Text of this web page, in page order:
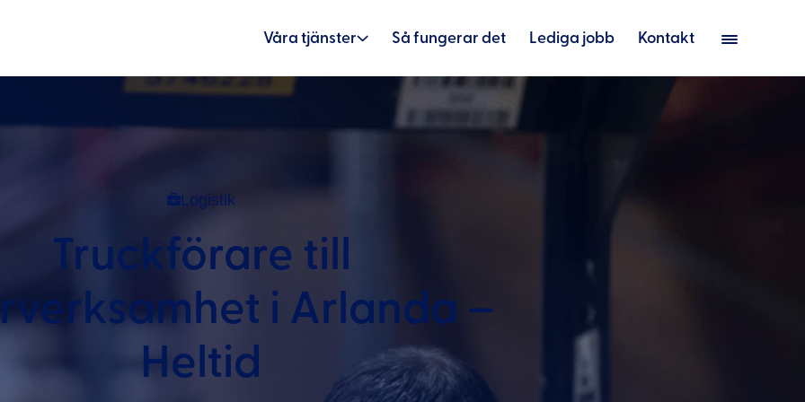
Våra tjänster Så fungerar det Lediga jobb Kontakt
Logistik
Truckförare till
i Arlanda –
Heltid